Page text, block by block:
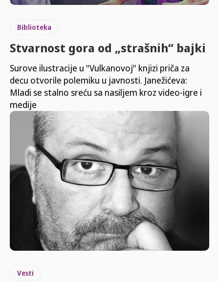
Biblioteka
Stvarnost gora od „strašnih“ bajki
Surove ilustracije u "Vulkanovoj" knjizi priča za
decu otvorile polemiku u javnosti. Janežićeva:
Mladi se stalno sreću sa nasiljem kroz video-igre i
medije
Vesti